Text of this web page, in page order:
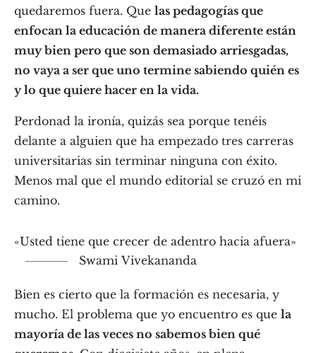
quedaremos fuera. Que las pedagogías que
enfocan la educación de manera diferente están
muy bien pero que son demasiado arriesgadas,
no vaya a ser que uno termine sabiendo quién es
y lo que quiere hacer en la vida.
Perdonad la ironía, quizás sea porque tenéis
delante a alguien que ha empezado tres carreras
universitarias sin terminar ninguna con éxito.
Menos mal que el mundo editorial se cruzó en mi
camino.
«Usted tiene que crecer de adentro hacia afuera»
Swami Vivekananda
Bien es cierto que la formación es necesaria, y
mucho. El problema que yo encuentro es que la
mayoría de las veces no sabemos bien qué